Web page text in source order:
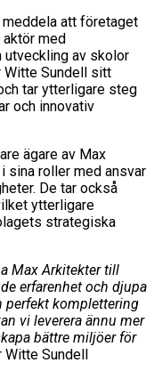
att företaget
aktör med
av skolor
Witte Sundell sitt
tar ytterligare steg
och innovativ
ägare av Max
sina roller med ansvar
De tar också
ytterligare
strategiska
Max Arkitekter till
erfarenhet och djupa
perfekt komplettering
vi leverera ännu mer
bättre miljöer för
Sundell